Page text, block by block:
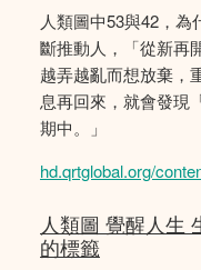
人類圖中53與42，
斷推動人，「從新再
越弄越亂而想放棄，
息再回來，就會發現
期中。」
hd.qrtglobal.org/
人類圖 覺醒人生
的標籤